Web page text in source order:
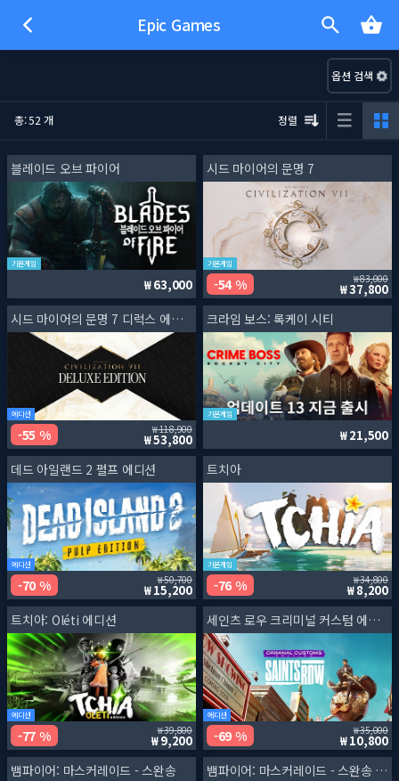
Epic Games
옵션 검색
총: 52 개 정렬
블레이드 오브 파이어
기본게임
63,000
시드 마이어의 문명 7
기본게임
54 % 83,000
37,800
시드 마이어의 문명 7 디럭스 에디션
에디션
55 % 118,900
53,800
크라임 보스: 록케이 시티
기본게임
21,500
데드 아일랜드 2 펄프 에디션
에디션
70 % 50,700
15,200
트치아
기본게임
76 % 34,800
8,200
트치아: Oléti 에디션
에디션
77 % 39,800
9,200
세인츠 로우 크리미널 커스텀 에디션
에디션
69 % 35,000
10,800
뱀파이어: 마스커레이드 - 스완송 뱀파이어: 마스커레이드 - 스완송 프리모겐 에디션